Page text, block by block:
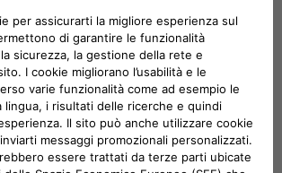
monomarca con
per permettere a
di formarsi, crescere
Nascono la Formula
la Formula Fiat-